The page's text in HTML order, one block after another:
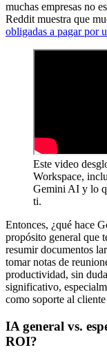
muchas empresas no
Reddit muestra que
obligadas a pagar por
Este video
Workspace,
Gemini AI y lo
ti.
Entonces, ¿qué hace
propósito general que
resumir documentos
tomar notas de
productividad, sin
significativo,
como soporte al
IA general vs.
ROI?